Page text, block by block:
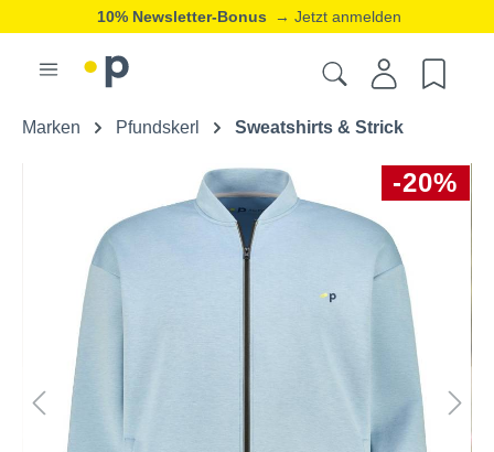
10% Newsletter-Bonus → Jetzt anmelden
Marken Pfundskerl Sweatshirts & Strick
-20%